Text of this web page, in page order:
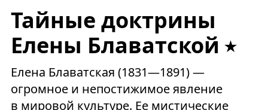
Тайные доктрины
Елены Блаватской
Елена Блаватская (1831—1891) —
огромное и непостижимое явление
в мировой культуре. Ее мистические